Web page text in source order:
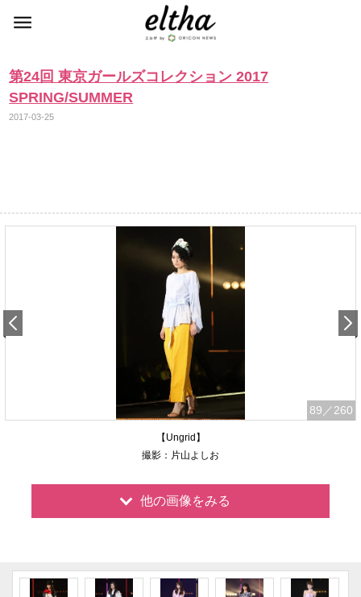
第24回 東京ガールズコレクション 2017
SPRING/SUMMER
2017-03-25
89 ／260
【Ungrid】
撮影：片山よしお
他の画像をみる